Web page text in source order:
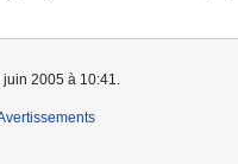
2005 à 10:41.